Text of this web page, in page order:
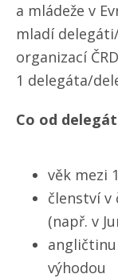
a mládeže v
mladí
organizací
1 delegáta/​
Co od
věk mezi
členství v
(např. v
výhodou